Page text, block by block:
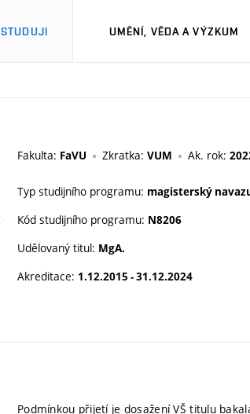
STUDUJI UMĚNÍ, VĚDA A VÝZKUM
Fakulta: FaVU Zkratka: VUM Ak. rok:
Typ studijního programu: magisterský
Kód studijního programu: N8206
Udělovaný titul: MgA.
Akreditace: 1.12.2015 - 31.12.2024
Podmínkou přijetí je dosažení VŠ titulu